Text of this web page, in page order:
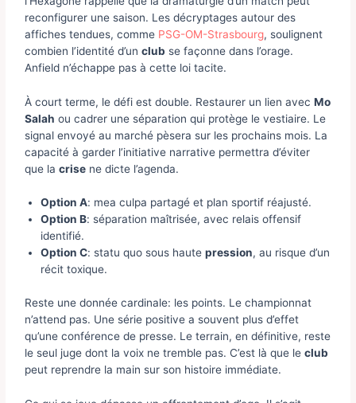
reconfigurer une saison. Les décryptages autour des
affiches tendues, comme PSG-OM-Strasbourg, soulignent
combien l’identité d’unclub se façonne dans l’orage.
Anfield n’échappe pas à cette loi tacite.
À court terme, le défi est double. Restaurer un lien avecMo
Salah ou cadrer une séparation qui protège le vestiaire. Le
signal envoyé au marché pèsera sur les prochains mois. La
capacité à garder l’initiative narrative permettra d’éviter
que lacrise ne dicte l’agenda.
Option A: mea culpa partagé et plan sportif réajusté.
Option B: séparation maîtrisée, avec relais offensif
identifié.
Option C: statu quo sous hautepression, au risque d’un
récit toxique.
Reste une donnée cardinale: les points. Le championnat
n’attend pas. Une série positive a souvent plus d’effet
qu’une conférence de presse. Le terrain, en définitive, reste
le seul juge dont la voix ne tremble pas. C’est là que leclub
peut reprendre la main sur son histoire immédiate.